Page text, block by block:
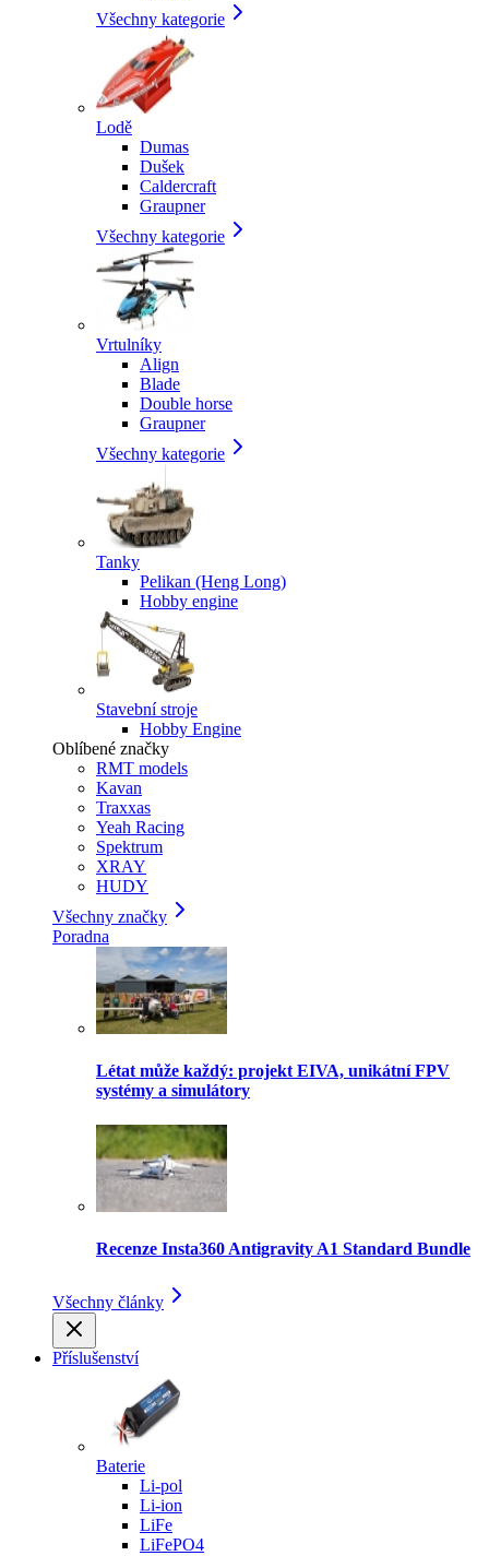
Všechny kategorie
Lodě
Dumas
Dušek
Caldercraft
Graupner
Všechny kategorie
Vrtulníky
Align
Blade
Double horse
Graupner
Všechny kategorie
Tanky
Pelikan (Heng Long)
Hobby engine
Stavební stroje
Hobby Engine
Oblíbené značky
RMT models
Kavan
Traxxas
Yeah Racing
Spektrum
XRAY
HUDY
Všechny značky
Poradna
Létat může každý: projekt EIVA, unikátní FPV
systémy a simulátory
Recenze Insta360 Antigravity A1 Standard Bundle
Všechny články
Příslušenství
Baterie
Li-pol
Li-ion
LiFe
LiFePO4